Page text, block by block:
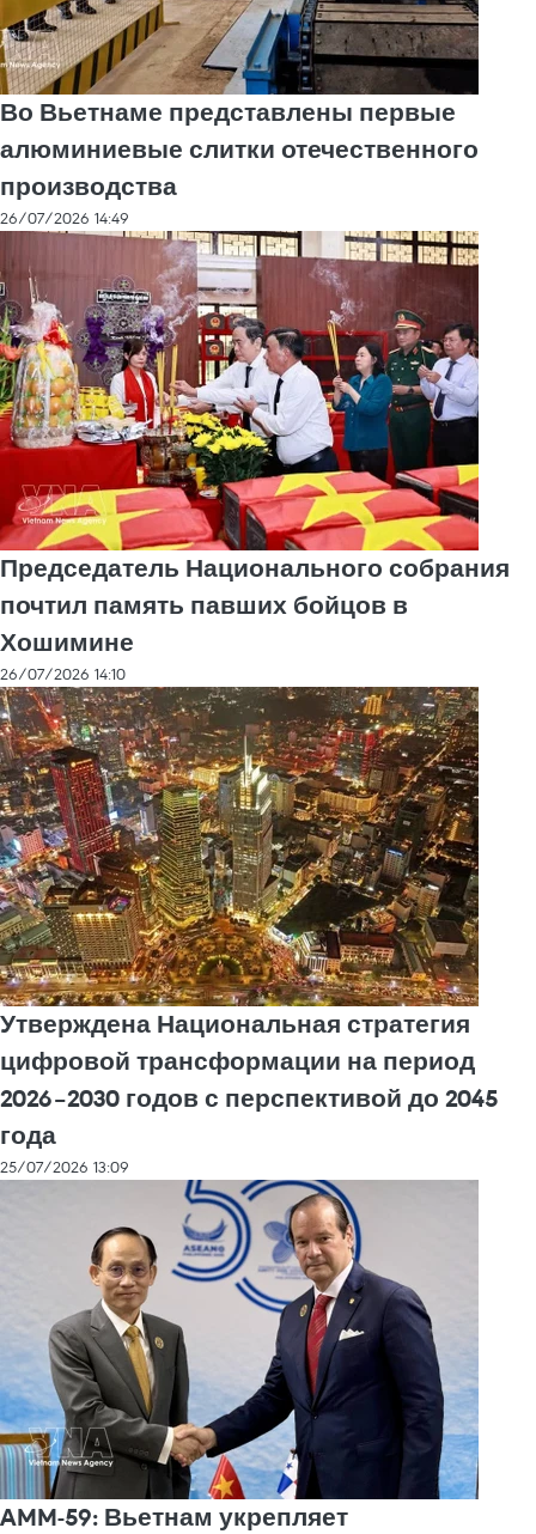
Во Вьетнаме представлены первые
алюминиевые слитки отечественного
производства
26/07/2026 14:49
Председатель Национального собрания
почтил память павших бойцов в
Хошимине
26/07/2026 14:10
Утверждена Национальная стратегия
цифровой трансформации на период
2026–2030 годов с перспективой до 2045
года
25/07/2026 13:09
AMM-59: Вьетнам укрепляет